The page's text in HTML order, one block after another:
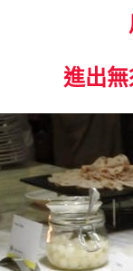
進出